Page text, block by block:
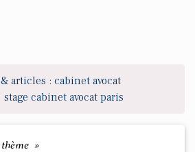
articles : cabinet avocat
stage cabinet avocat paris
»